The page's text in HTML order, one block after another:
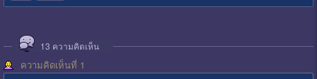
13 ความคิดเห็น
ความคิดเห็นที่ 1